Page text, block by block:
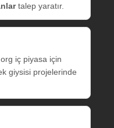
talep yaratır.
iç piyasa için
giysisi projelerinde